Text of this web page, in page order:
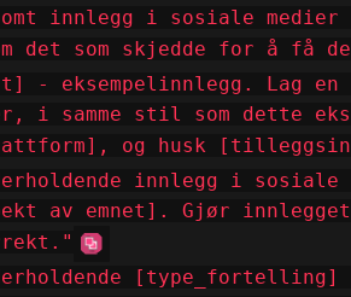
innlegg i sosiale
det som skjedde for å få
- eksempelinnlegg. Lag
i samme stil som dette
og husk
innlegg i sosiale
av emnet]. Gjør
[type_fortelling]